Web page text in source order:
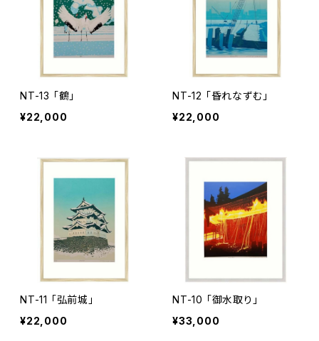
NT-13 「鶴」
¥22,000
NT-12 「昏れなずむ」
¥22,000
NT-11 「弘前城」
¥22,000
NT-10 「御水取り」
¥33,000